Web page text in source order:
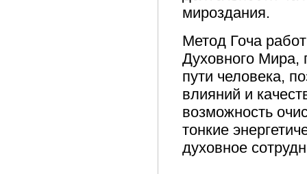
мироздания.
Метод Гоча
Духовного Мира,
пути человека,
влияний и
возможность
тонкие
духовное